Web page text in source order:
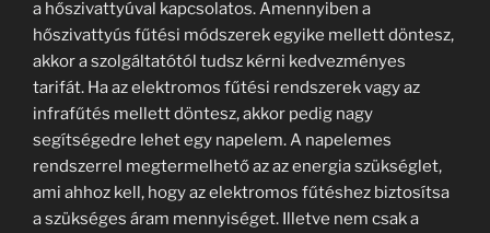
a hőszivattyúval kapcsolatos. Amennyiben a
hőszivattyús fűtési módszerek egyike mellett döntesz,
akkor a szolgáltatótól tudsz kérni kedvezményes
tarifát. Ha az elektromos fűtési rendszerek vagy az
infrafűtés mellett döntesz, akkor pedig nagy
segítségedre lehet egy napelem. A napelemes
rendszerrel megtermelhető az az energia szükséglet,
ami ahhoz kell, hogy az elektromos fűtéshez biztosítsa
a szükséges áram mennyiséget. Illetve nem csak a